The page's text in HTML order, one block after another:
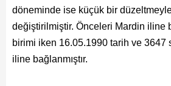
Başkanın Albümü
Başkana Mesaj
döneminde ise küçük bir
değiştirilmiştir. Önceleri Mardin iline
birimi iken 16.05.1990 tarih ve 3647
iline bağlanmıştır.